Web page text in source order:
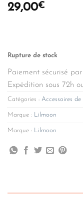
29,00€
Rupture de stock
Paiement sécurisé par
Expédition sous 72h
Catégories : Accessoires de
Marque : Lilmoon
Marque : Lilmoon